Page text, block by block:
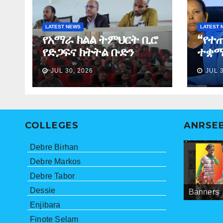
LATEST NEWS
የአማራ ክልል ትምህርት ቢሮ
የድጋፍና ክትትል ቡድን
የማጠቃለያ ግብረ መልስ ሰጠ
JUL 30, 2026
LATEST
JUL
COLLEGES
Debre Birhan
Debre Markos
Debre Tabor
Dessie
Enjibara
Finote Selam
Banners
Meetings